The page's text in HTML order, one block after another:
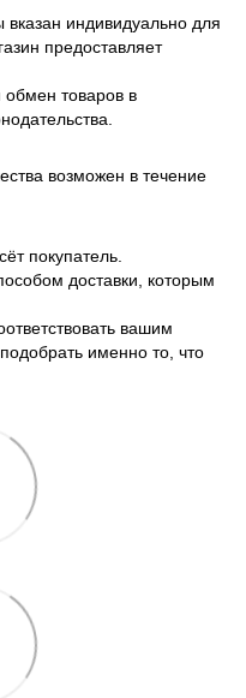
индивидуально для
предоставляет
обмен товаров в
возможен в течение
покупатель.
доставки, которым
вашим
именно то, что